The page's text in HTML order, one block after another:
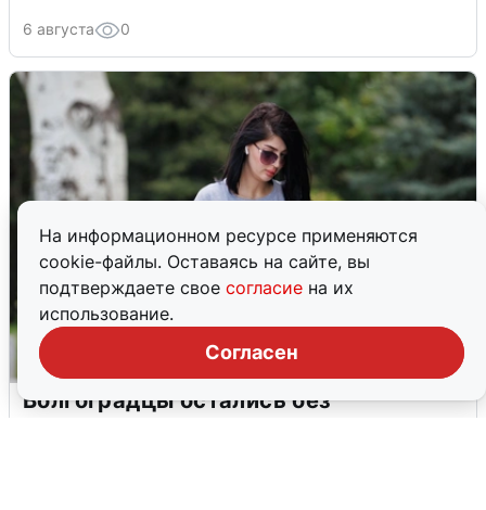
На информационном ресурсе применяются
cookie-файлы. Оставаясь на сайте, вы
подтверждаете свое согласие на их
использование.
Согласен
6 августа 0
Волгоградцы остались без